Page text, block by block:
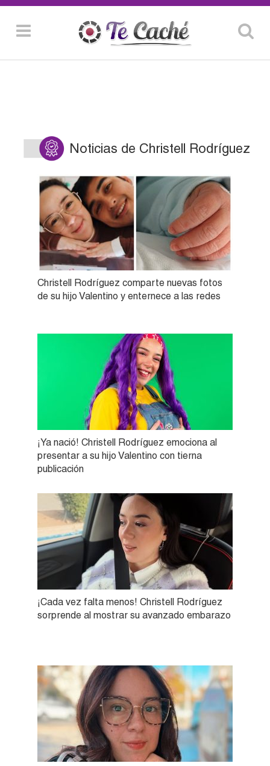
Noticias de Christell Rodríguez
Christell Rodríguez comparte nuevas fotos
de su hijo Valentino y enternece a las redes
¡Ya nació! Christell Rodríguez emociona al
presentar a su hijo Valentino con tierna
publicación
¡Cada vez falta menos! Christell Rodríguez
sorprende al mostrar su avanzado embarazo